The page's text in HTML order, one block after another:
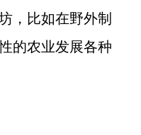
，比如在野外制
的农业发展各种